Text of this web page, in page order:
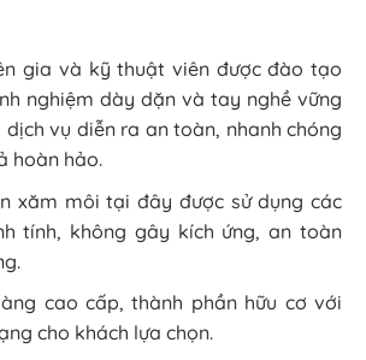
gia và kỹ thuật viên được đào tạo
nghiệm dày dặn và tay nghề vững
vụ diễn ra an toàn, nhanh chóng
hoàn hảo.
xăm môi tại đây được sử dụng các
tính, không gây kích ứng, an toàn
cao cấp, thành phần hữu cơ với
cho khách lựa chọn.